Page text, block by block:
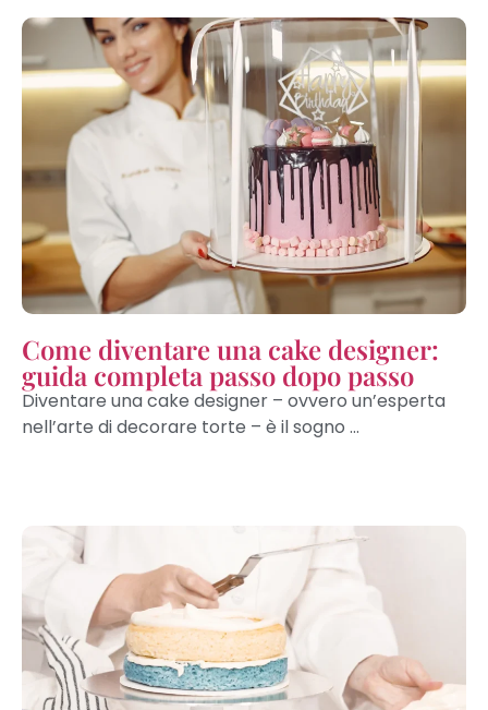
Come diventare una cake designer:
guida completa passo dopo passo
Diventare una cake designer – ovvero un’esperta
nell’arte di decorare torte – è il sogno ...